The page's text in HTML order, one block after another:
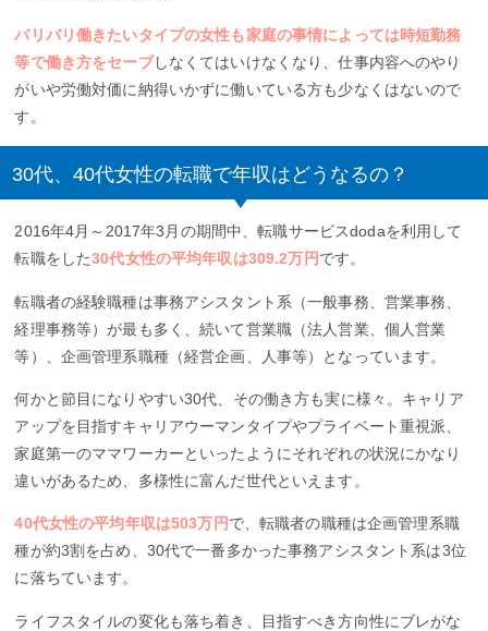
バリバリ働きたいタイプの女性も家庭の事情によっては時短勤務
等で働き方をセーブしなくてはいけなくなり、仕事内容へのやり
がいや労働対価に納得いかずに働いている方も少なくはないので
す。
30代、40代女性の転職で年収はどうなるの？
2016年4月～2017年3月の期間中、転職サービスdodaを利用して
転職をした30代女性の平均年収は309.2万円です。
転職者の経験職種は事務アシスタント系（一般事務、営業事務、
経理事務等）が最も多く、続いて営業職（法人営業、個人営業
等）、企画管理系職種（経営企画、人事等）となっています。
何かと節目になりやすい30代、その働き方も実に様々。キャリア
アップを目指すキャリアウーマンタイプやプライベート重視派、
家庭第一のママワーカーといったようにそれぞれの状況にかなり
違いがあるため、多様性に富んだ世代といえます。
40代女性の平均年収は503万円で、転職者の職種は企画管理系職
種が約3割を占め、30代で一番多かった事務アシスタント系は3位
に落ちています。
ライフスタイルの変化も落ち着き、目指すべき方向性にブレがな